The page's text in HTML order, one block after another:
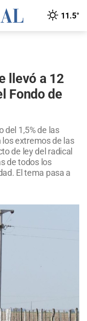
11.5°
llevó a 12
Fondo de
del 1,5% de las
extremos de las
de ley del radical
de todos los
El tema pasa a